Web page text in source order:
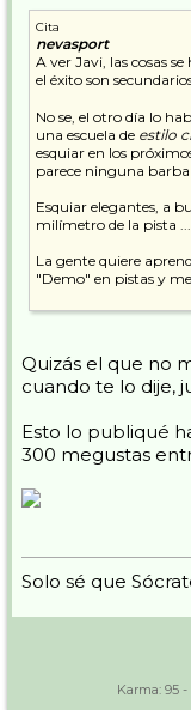
Cita
nevasport
A ver Javi, las cosas
el éxito son
No se, el otro día lo
una escuela de estilo
esquiar en los
parece ninguna
Esquiar elegantes, a
milímetro de la pista
La gente quiere
"Demo" en pistas y
Eso sí, tiene mucho
Pepe
Quizás el que no
cuando te lo dije,
Esto lo publiqué
300 megustas
Solo sé que
Karma: 95 -